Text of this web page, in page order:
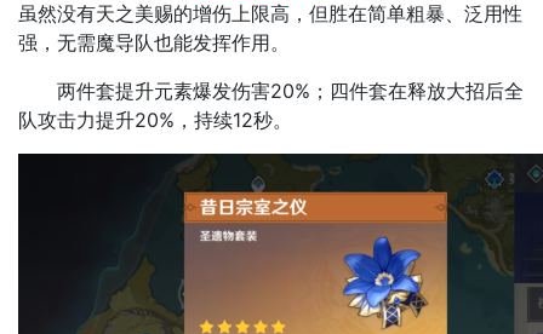
虽然没有天之美赐的增伤上限高，但胜在简单粗暴、泛用性
强，无需魔导队也能发挥作用。
两件套提升元素爆发伤害20%；四件套在释放大招后全
队攻击力提升20%，持续12秒。